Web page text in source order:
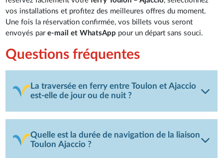
vos installations et profitez des meilleures offres du moment.
Une fois la réservation confirmée, vos billets vous seront
envoyés pare-mail et WhatsApp pour un départ sans souci.
Questions fréquentes
La traversée en ferry entre Toulon et Ajaccio
est-elle de jour ou de nuit ?
Quelle est la durée de navigation de la liaison
Toulon Ajaccio ?